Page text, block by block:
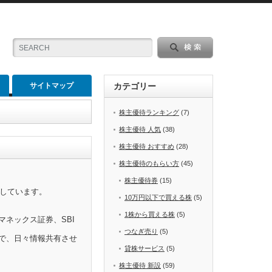
サイトマップ
ています。
ネックス証券、SBI
、日々情報共有させ
カテゴリー
株主優待ランキング (7)
株主優待 人気 (38)
株主優待 おすすめ (28)
株主優待のもらい方 (45)
株主優待券 (15)
10万円以下で買える株 (5)
1株から買える株 (5)
つなぎ売り (5)
貸株サービス (5)
株主優待 新設 (59)